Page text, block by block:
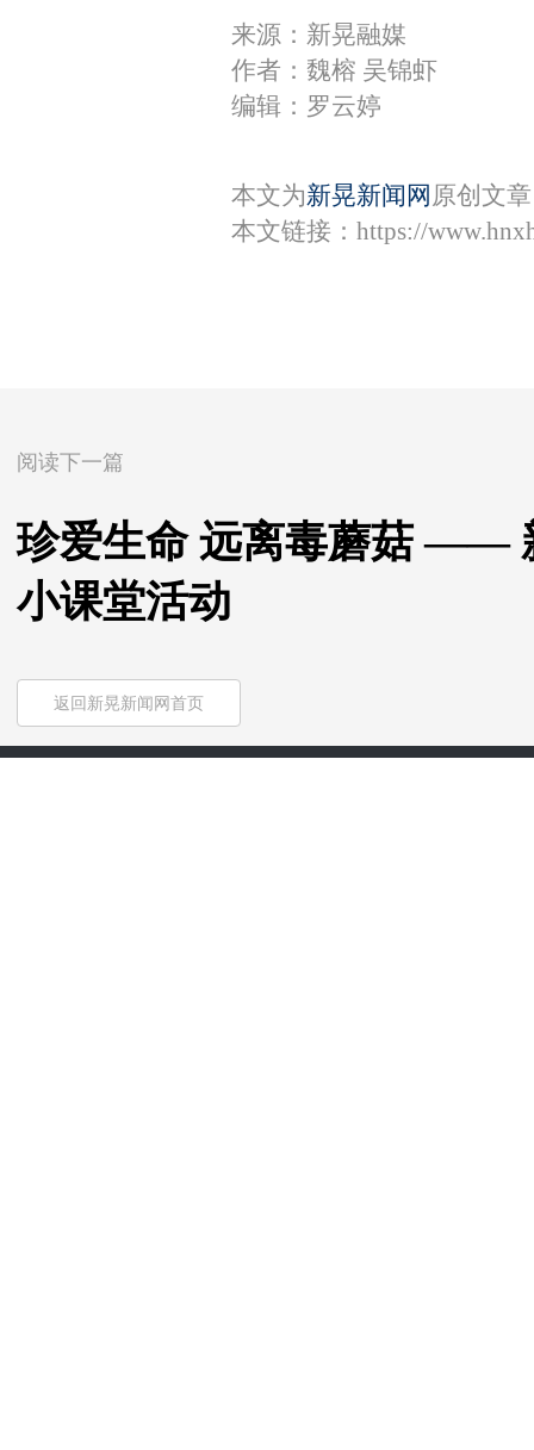
来源：新晃融媒
作者：魏榕 吴锦虾
编辑：罗云婷
本文为新晃新闻网 原创文
本文链接： https://
阅读下一篇
珍爱生命 远离毒蘑菇 ——
小课堂活动
返回新晃新闻网首页